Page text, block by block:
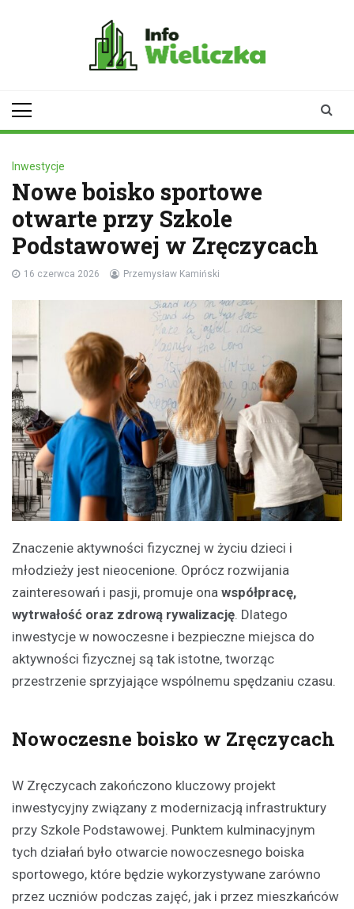
Inwestycje
Nowe boisko sportowe
otwarte przy Szkole
Podstawowej w Zręczycach
16 czerwca 2026 Przemysław Kamiński
Znaczenie aktywności fizycznej w życiu dzieci i
młodzieży jest nieocenione. Oprócz rozwijania
zainteresowań i pasji, promuje ona współpracę,
wytrwałość oraz zdrową rywalizację. Dlatego
inwestycje w nowoczesne i bezpieczne miejsca do
aktywności fizycznej są tak istotne, tworząc
przestrzenie sprzyjające wspólnemu spędzaniu czasu.
Nowoczesne boisko w Zręczycach
W Zręczycach zakończono kluczowy projekt
inwestycyjny związany z modernizacją infrastruktury
przy Szkole Podstawowej. Punktem kulminacyjnym
tych działań było otwarcie nowoczesnego boiska
sportowego, które będzie wykorzystywane zarówno
przez uczniów podczas zajęć, jak i przez mieszkańców